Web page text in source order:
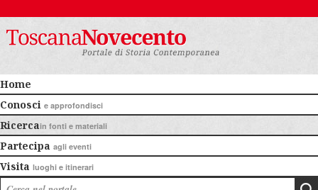
Home
Conosci e approfondisci
Ricercain fonti e materiali
Partecipa agli eventi
Visita luoghi e itinerari